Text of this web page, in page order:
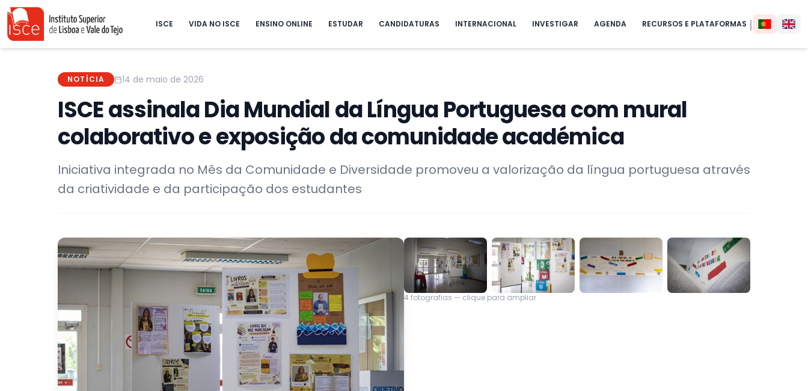
ISCE VIDA NO ISCE ENSINO ONLINE ESTUDAR CANDIDATURAS INTERNACIONAL INVESTIGAR AGENDA RECURSOS E PLATAFORMAS |
NOTÍCIA 14 de maio de 2026
ISCE assinala Dia Mundial da Língua Portuguesa com mural
colaborativo e exposição da comunidade académica
Iniciativa integrada no Mês da Comunidade e Diversidade promoveu a valorização da língua portuguesa através
da criatividade e da participação dos estudantes
4 fotografias — clique para ampliar